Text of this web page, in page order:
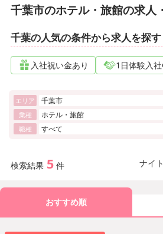
千葉市のホテル・旅館の求人
千葉の人気の条件から求人を探す
入社祝い金あり 1日体験入
エリア 千葉市
業種 ホテル・旅館
職種 すべて
検索結果 5 件 ナイ
おすすめ順